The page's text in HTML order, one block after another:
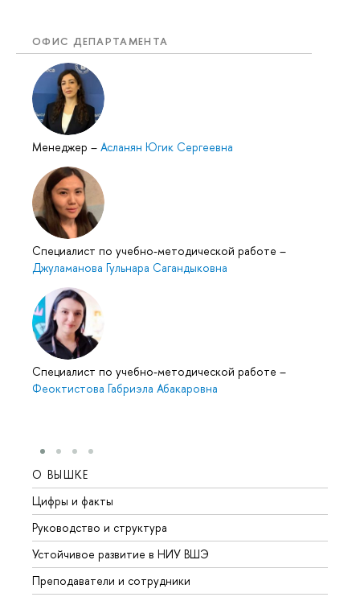
ОФИС ДЕПАРТАМЕНТА
Менеджер – Асланян Югик Сергеевна
Специалист по учебно-методической работе –
Джуламанова Гульнара Сагандыковна
Специалист по учебно-методической работе –
Феоктистова Габриэла Абакаровна
О ВЫШКЕ
Цифры и факты
Руководство и структура
Устойчивое развитие в НИУ ВШЭ
Преподаватели и сотрудники